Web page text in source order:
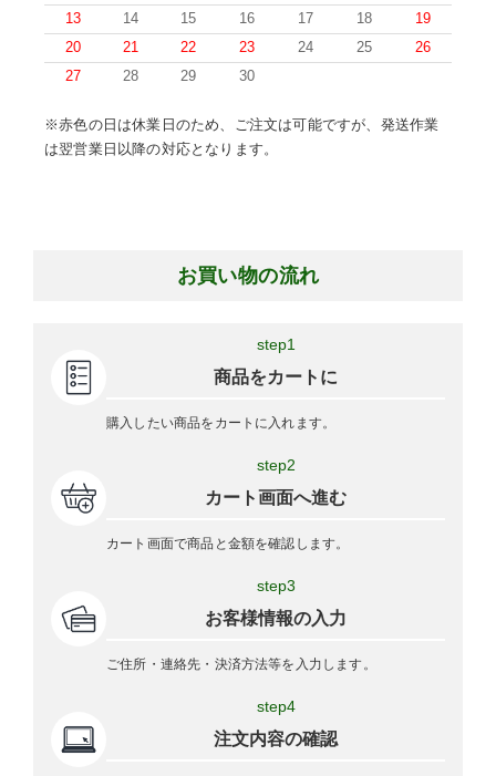
13
14 15 16 17 18
19
20
21 22 23 24 25
26
27
28 29 30
※赤色の日は休業日のため、ご注文は可能ですが、発送作業
は翌営業日以降の対応となります。
お買い物の流れ
step1
商品をカートに
購入したい商品をカートに入れます。
step2
カート画面へ進む
カート画面で商品と金額を確認します。
step3
お客様情報の入力
ご住所・連絡先・決済方法等を入力します。
step4
注文内容の確認